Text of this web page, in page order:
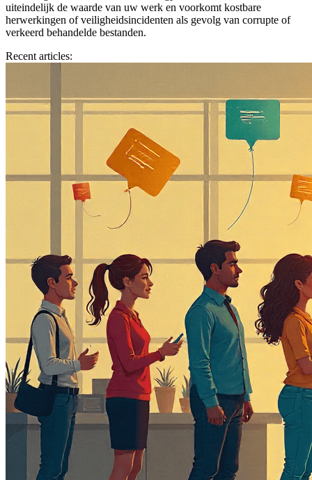
uiteindelijk de waarde van uw werk en voorkomt kostbare
herwerkingen of veiligheidsincidenten als gevolg van corrupte of
verkeerd behandelde bestanden.
Recent articles: